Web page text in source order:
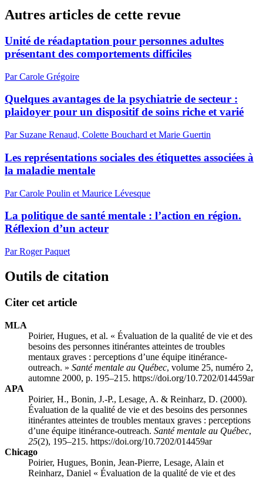
Autres articles de cette revue
Unité de réadaptation pour personnes adultes
présentant des comportements difficiles
Par Carole Grégoire
Quelques avantages de la psychiatrie de secteur :
plaidoyer pour un dispositif de soins riche et varié
Par Suzane Renaud, Colette Bouchard et Marie Guertin
Les représentations sociales des étiquettes associées à
la maladie mentale
Par Carole Poulin et Maurice Lévesque
La politique de santé mentale : l’action en région.
Réflexion d’un acteur
Par Roger Paquet
Outils de citation
Citer cet article
MLA
Poirier, Hugues, et al. « Évaluation de la qualité de vie et des
besoins des personnes itinérantes atteintes de troubles
mentaux graves : perceptions d’une équipe itinérance-
outreach. » Santé mentale au Québec, volume 25, numéro 2,
automne 2000, p. 195–215. https://doi.org/10.7202/014459ar
APA
Poirier, H., Bonin, J.-P., Lesage, A. & Reinharz, D. (2000).
Évaluation de la qualité de vie et des besoins des personnes
itinérantes atteintes de troubles mentaux graves : perceptions
d’une équipe itinérance-outreach. Santé mentale au Québec,
25(2), 195–215. https://doi.org/10.7202/014459ar
Chicago
Poirier, Hugues, Bonin, Jean-Pierre, Lesage, Alain et
Reinharz, Daniel « Évaluation de la qualité de vie et des